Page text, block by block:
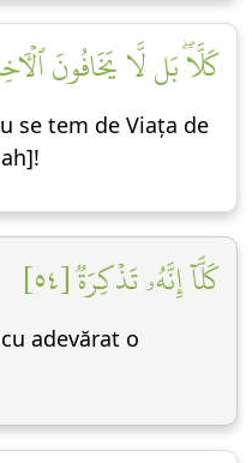
كَلَّاۖ بَل لَّا يَخَافُونَ
se tem de Viața de
كَلَّآ إِنَّهُۥ تَذۡكِرَةٞ [٥٤]
adevărat o